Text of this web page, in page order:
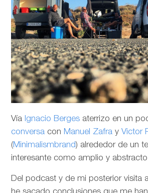
Vía Ignacio Berges aterrizo en un
conversa con Manuel Zafra y Victor
(Minimalismbrand) alrededor de un
interesante como amplio y
Del podcast y de mi posterior visita